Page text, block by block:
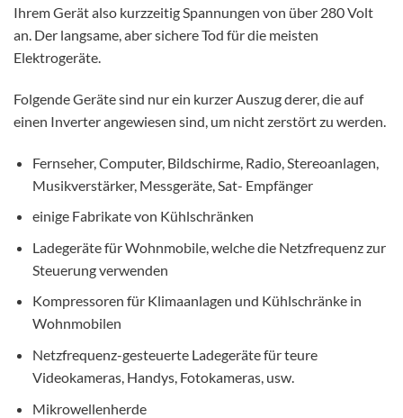
Ihrem Gerät also kurzzeitig Spannungen von über 280 Volt
an. Der langsame, aber sichere Tod für die meisten
Elektrogeräte.
Folgende Geräte sind nur ein kurzer Auszug derer, die auf
einen Inverter angewiesen sind, um nicht zerstört zu werden.
Fernseher, Computer, Bildschirme, Radio, Stereoanlagen,
Musikverstärker, Messgeräte, Sat- Empfänger
einige Fabrikate von Kühlschränken
Ladegeräte für Wohnmobile, welche die Netzfrequenz zur
Steuerung verwenden
Kompressoren für Klimaanlagen und Kühlschränke in
Wohnmobilen
Netzfrequenz-gesteuerte Ladegeräte für teure
Videokameras, Handys, Fotokameras, usw.
Mikrowellenherde